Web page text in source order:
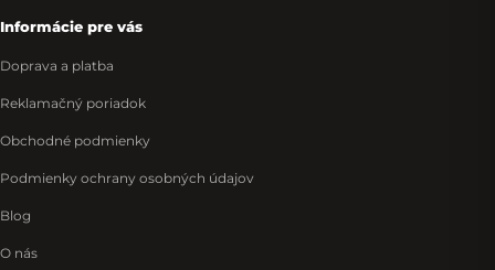
Informácie pre vás
Doprava a platba
Reklamačný poriadok
Obchodné podmienky
Podmienky ochrany osobných údajov
Blog
O nás